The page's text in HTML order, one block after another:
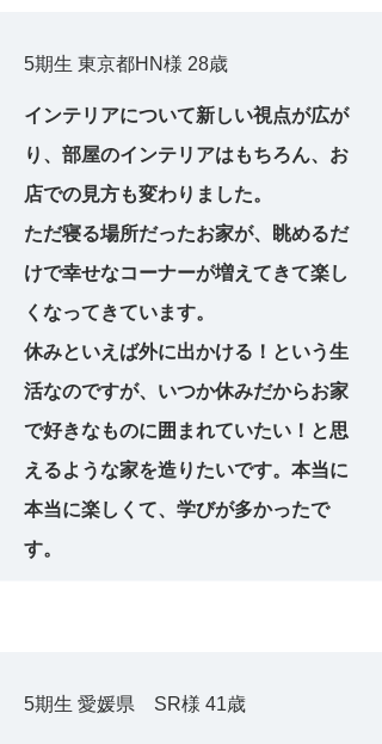
5期生 東京都HN様 28歳
インテリアについて新しい視点が広が
り、部屋のインテリアはもちろん、お
店での見方も変わりました。
ただ寝る場所だったお家が、眺めるだ
けで幸せなコーナーが増えてきて楽し
くなってきています。
休みといえば外に出かける！という生
活なのですが、いつか休みだからお家
で好きなものに囲まれていたい！と思
えるような家を造りたいです。本当に
本当に楽しくて、学びが多かったで
す。
5期生 愛媛県 SR様 41歳